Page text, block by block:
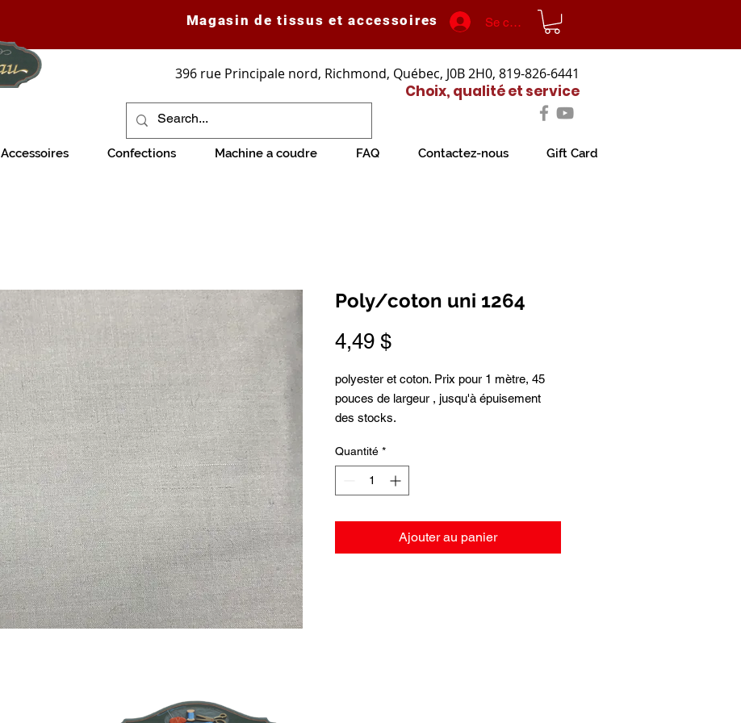
Magasin de tissus et accessoires Se connecter
396 rue Principale nord, Richmond, Québec, J0B 2H0, 819-826-6441
Choix, qualité et service
Accessoires Confections Machine a coudre FAQ Contactez-nous Gift Card
Poly/coton uni 1264
4,49 $Prix
polyester et coton. Prix pour 1 mètre, 45
pouces de largeur , jusqu'à épuisement
des stocks.
Quantité *
Ajouter au panier